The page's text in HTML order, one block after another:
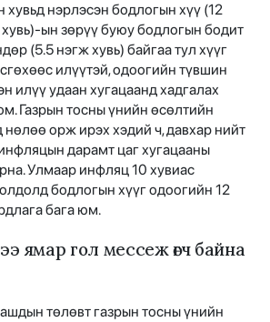
хувьд нэрлэсэн бодлогын хүү (12
ын зөрүү буюу бодлогын бодит
(5.5 нэгж хувь) байгаа тул хүүг
илүүтэй, одоогийн түвшин
илүү удаан хугацаанд хадгалах
Газрын тосны үнийн өсөлтийн
орж ирэх хэдий ч, давхар нийт
дарамт цаг хугацааны
Улмаар инфляц 10 хувиас
бодлогын хүүг одоогийн 12
бага юм.
ямар гол мессеж өгч байна
төлөвт газрын тосны үнийн